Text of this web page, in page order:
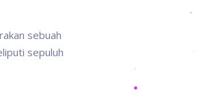
sebuah
sepuluh